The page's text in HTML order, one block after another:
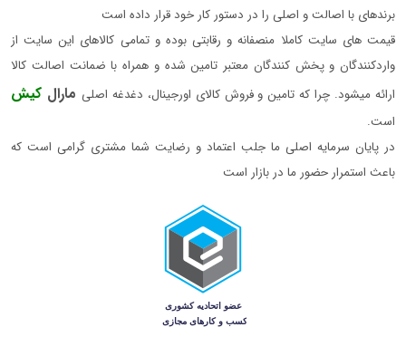
برندهای با اصالت و اصلی را در دستور کار خود قرار داده است
قیمت های سایت کاملا منصفانه و رقابتی بوده و تمامی کالاهای این سایت از
واردکنندگان و پخش کنندگان معتبر تامین شده و همراه با ضمانت اصالت کالا
ارائه میشود. چرا که تامین و فروش کالای اورجینال، دغدغه اصلی مارال کیش
است.
در پایان سرمایه اصلی ما جلب اعتماد و رضایت شما مشتری گرامی است که
باعث استمرار حضور ما در بازار است